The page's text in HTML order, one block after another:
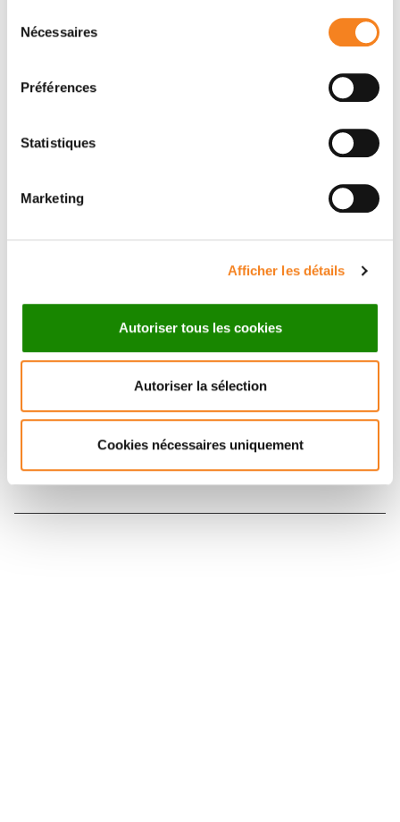
Nécessaires
Préférences
Statistiques
Marketing
Afficher les détails
Autoriser tous les cookies
Autoriser la sélection
Cookies nécessaires uniquement
Suivez l'Institut Curie
Retrouvez notre actualité sur les réseaux
sociaux et en vous inscrivant à notre newsletter.
Inscrivez-vous à la newsletter